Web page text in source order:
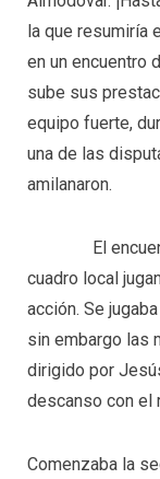
la que resumiría
en un encuentro
sube sus
equipo fuerte,
una de las
amilanaron.
El encuentro
cuadro local
acción. Se
sin embargo las
dirigido por
descanso con el
Comenzaba la